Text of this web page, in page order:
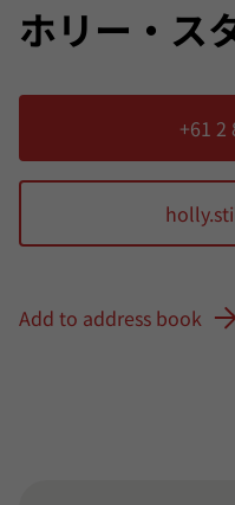
ホリー・ス
+61 2
Add to address book